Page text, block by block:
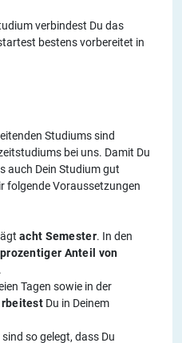
verbindest Du das
bestens vorbereitet in
Studiums sind
bei uns. Damit Du
auch Dein Studium gut
folgende Voraussetzungen
acht Semester. In den
Anteil von
Tagen sowie in der
Du in Deinem
so gelegt, dass Du